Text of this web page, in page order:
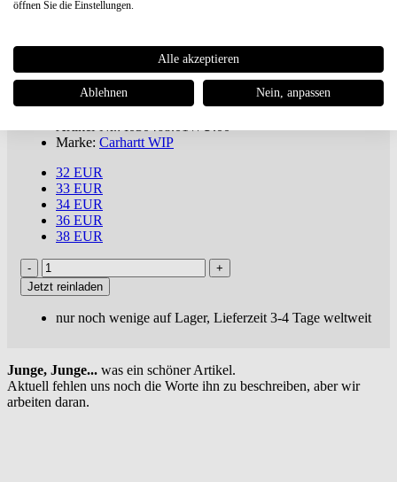
VersandkostenfreieLieferung***
inkl. MwSt., zuzügl.
Marke: Carhartt WIP
32 EUR
33 EUR
34 EUR
36 EUR
38 EUR
Jetzt reinladen
nur noch wenige auf Lager, Lieferzeit 3-4 Tage weltweit
Junge, Junge... was ein schöner Artikel.
Aktuell fehlen uns noch die Worte ihn zu beschreiben, aber wir
arbeiten daran.
öffnen Sie die Einstellungen.
Alle akzeptieren
Ablehnen Nein, anpassen